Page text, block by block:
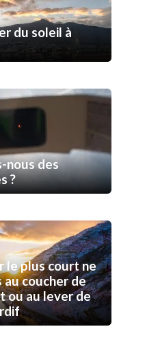
du soleil à
nous des
?
le plus court ne
au coucher de
ou au lever de